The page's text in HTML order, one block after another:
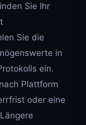
Sie Ihr
Sie die
in
ein.
Plattform
oder eine